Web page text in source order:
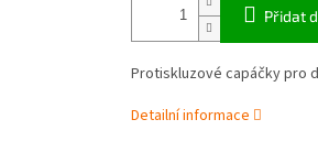
Přidat
Protiskluzové capáčky pro
Detailní informace